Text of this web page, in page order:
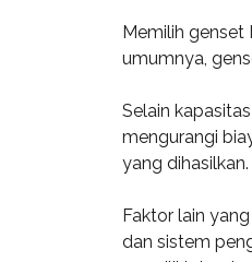
Memilih genset
umumnya,
Selain
mengurangi
yang dihasilkan.
Faktor lain
dan sistem